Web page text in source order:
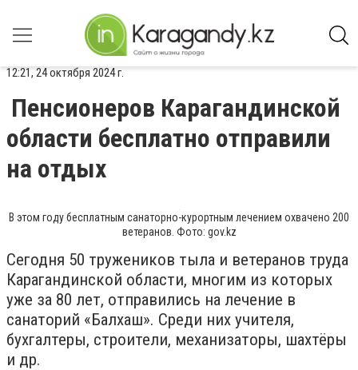
12:21, 24 октября 2024 г.
Пенсионеров Карагандинской
области бесплатно отправили
на отдых
В этом году бесплатным санаторно-курортным лечением охвачено 200
ветеранов. Фото: gov.kz
Сегодня 50 тружеников тыла и ветеранов труда
Карагандинской области, многим из которых
уже за 80 лет, отправились на лечение в
санаторий «Балхаш». Среди них учителя,
бухгалтеры, строители, механизаторы, шахтёры
и др.